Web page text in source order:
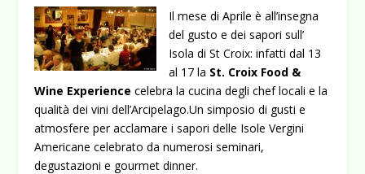
Il mese di Aprile è all’insegna
del gusto e dei sapori sull’
Isola di St Croix: infatti dal 13
al 17 la St. Croix Food &
Wine Experience celebra la cucina degli chef locali e la
qualità dei vini dell’Arcipelago.Un simposio di gusti e
atmosfere per acclamare i sapori delle Isole Vergini
Americane celebrato da numerosi seminari,
degustazioni e gourmet dinner.